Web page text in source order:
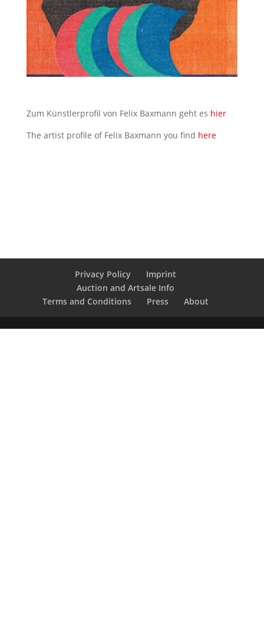
Zum Künstlerprofil von Felix Baxmann geht es hier
The artist profile of Felix Baxmann you find here
Privacy Policy
Imprint
Auction and Artsale Info
Terms and Conditions
Press About